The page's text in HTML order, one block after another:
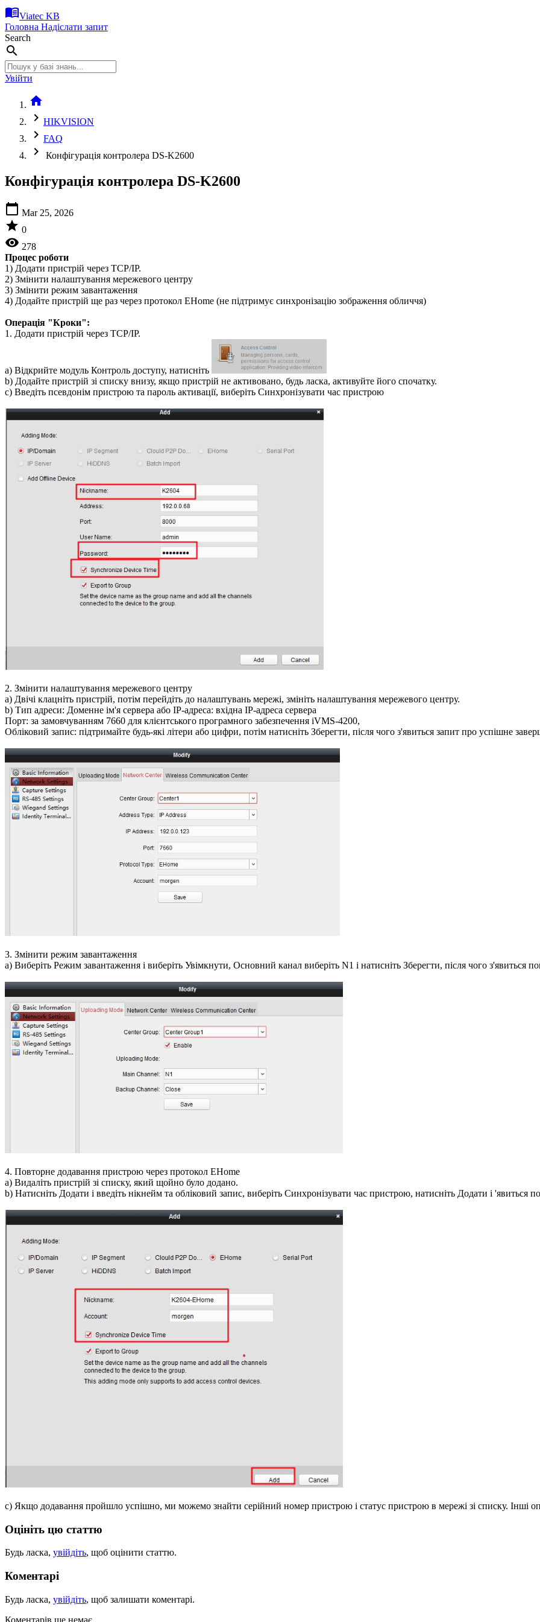
menu_bookViatec KB
Головна Надіслати запит
Search
search
Увійти
home
chevron_right HIKVISION
chevron_right FAQ
chevron_right Конфігурація контролера DS-K2600
Конфігурація контролера DS-K2600
calendar_today Mar 25, 2026
star 0
visibility 278
Процес роботи
1) Додати пристрій через TCP/IP.
2) Змінити налаштування мережевого центру
3) Змінити режим завантаження
4) Додайте пристрій ще раз через протокол EHome (не підтримує синхронізацію зображення обличчя)
Операція "Кроки":
1. Додати пристрій через TCP/IP.
a) Відкрийте модуль Контроль доступу, натисніть
b) Додайте пристрій зі списку внизу, якщо пристрій не активовано, будь ласка, активуйте його спочатку.
c) Введіть псевдонім пристрою та пароль активації, виберіть Синхронізувати час пристрою
2. Змінити налаштування мережевого центру
a) Двічі клацніть пристрій, потім перейдіть до налаштувань мережі, змініть налаштування мережевого центру.
b) Тип адреси: Доменне ім'я сервера або IP-адреса: вхідна IP-адреса сервера
Порт: за замовчуванням 7660 для клієнтського програмного забезпечення iVMS-4200,
Обліковий запис: підтримайте будь-які літери або цифри, потім натисніть Зберегти, після чого з'явиться запит про успішне
3. Змінити режим завантаження
a) Виберіть Режим завантаження і виберіть Увімкнути, Основний канал виберіть N1 і натисніть Зберегти, після чого з'явиться
4. Повторне додавання пристрою через протокол EHome
a) Видаліть пристрій зі списку, який щойно було додано.
b) Натисніть Додати і введіть нікнейм та обліковий запис, виберіть Синхронізувати час пристрою, натисніть Додати і 'явиться
c) Якщо додавання пройшло успішно, ми можемо знайти серійний номер пристрою і статус пристрою в мережі зі списку. Інші
Оцініть цю статтю
Будь ласка, увійдіть, щоб оцінити статтю.
Коментарі
Будь ласка, увійдіть, щоб залишати коментарі.
Коментарів ще немає.